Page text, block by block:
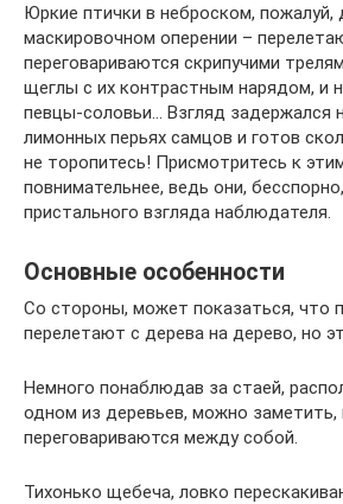
Юркие птички в неброском, пожалуй,
маскировочном оперении –
переговариваются скрипучими
щеглы с их контрастным нарядом, и
певцы-соловьи… Взгляд задержался
лимонных перьях самцов и готов
не торопитесь! Присмотритесь к
повнимательнее, ведь они,
пристального взгляда наблюдателя.
Основные особенности
Со стороны, может показаться, что
перелетают с дерева на дерево, но
Немного понаблюдав за стаей,
одном из деревьев, можно заметить,
переговариваются между собой.
Тихонько щебеча, ловко